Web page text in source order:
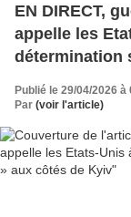
EN DIRECT,
appelle les
détermination
Publié le 29/04/2026 à
Par (voir l'article)